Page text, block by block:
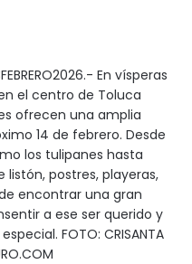
En vísperas
el centro de Toluca
ofrecen una amplia
14 de febrero. Desde
los tulipanes hasta
postres, playeras,
encontrar una gran
a ese ser querido y
FOTO: CRISANTA